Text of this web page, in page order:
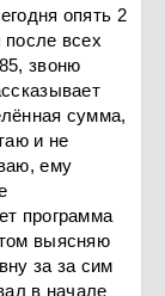
опять 2
всех
звоню
сумма,
и не
ему
программа
выясняю
за за сим
в начале